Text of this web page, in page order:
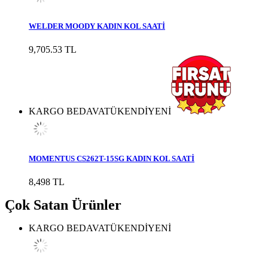
WELDER MOODY KADIN KOL SAATİ
9,705.53 TL
KARGO BEDAVATÜKENDİYENİ
MOMENTUS CS262T-15SG KADIN KOL SAATİ
8,498 TL
Çok Satan Ürünler
KARGO BEDAVATÜKENDİYENİ